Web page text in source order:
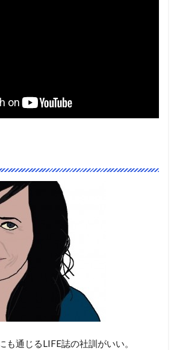
も通じるLIFE誌の社訓がいい。